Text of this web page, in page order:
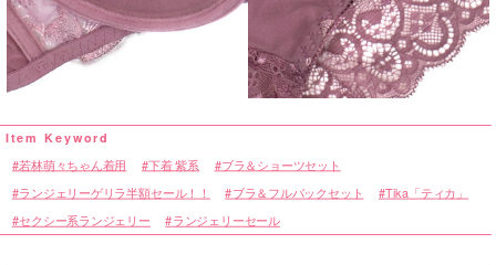
若林萌々ちゃん着用 下着 紫系 ブラ＆ショーツセット
ランジェリーゲリラ半額セール！！ ブラ＆フルバックセット Tika「ティカ」
セクシー系ランジェリー ランジェリーセール